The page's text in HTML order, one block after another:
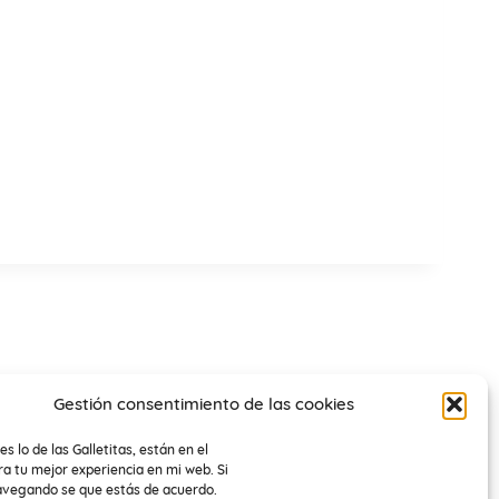
Gestión consentimiento de las cookies
lo de las Galletitas, están en el
tu mejor experiencia en mi web. Si
se que estás de acuerdo.